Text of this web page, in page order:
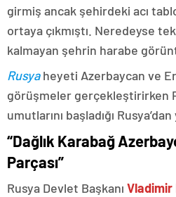
girmiş ancak şehirdeki acı
ortaya çıkmıştı. Neredeyse
kalmayan şehrin harabe
Rusyaheyeti Azerbaycan ve
görüşmeler gerçekleştirirken
umutlarını başladığı
“Dağlık Karabağ
Parçası”
Rusya Devlet Başkanı Vladimir